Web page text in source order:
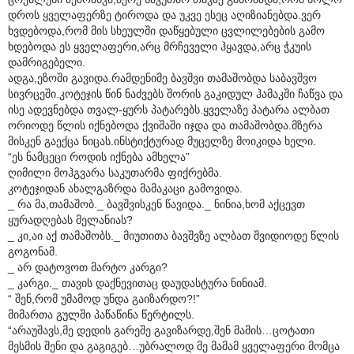
დროს ყველაფერზე ტიროდა და უკვე ესეც აღიზიანებდა.ვერ
ხვდებოდა,რომ მის სხეულში დაწყებული ცვლილებების გამო
ხდებოდა ეს ყველაფერი,არც მრჩეველი ჰყავდა,არც ჭკუის
დამრიგებელი.
ადგა,ეზოში გავიდა.რამდენიმე ბავშვი თამაშობდა საბავშვო
სივრცეში.კოტეჯის წინ ნაძვებს შორის გაკიდულ ჰამაკში ჩაწვა და
ისე ადევნებდა თვალ-ყურს პატარებს.ყველაზე პატარა ალბათ
ორიოდე წლის იქნებოდა ქვიშაში იჯდა და თამაშობდა.მზერა
მისკენ გაექცა ნიცას.ინსტიქტურად მუცელზე მოიკიდა ხელი.
“ეს ნამცეცი როდის იქნება ამხელა”
ღიმილი მოჰგვარა საკუთარმა ფიქრებმა.
კოტეჯიდან ახალგაზრდა მამაკაცი გამოვიდა.
_ რა მა,თამაშობ._ ბავშვისკენ წავიდა._ ნინია,ხომ აქცევთ
ყურადღებას მელანიას?
_ კი,აი აქ თამაშობს._ მიუთითა ბავშვზე ალბათ შვიდიოდე წლის
გოგონამ.
_ არ დატოვოთ მარტო კარგი?
_ კარგი._ თავის დაქნევითაც დაუდასტურა ნინიამ.
“ შენ,რომ უმამოდ უნდა გაიზარდო?!”
მიმართა გულში პაწაწინა წერტილს.
“არაუშავს,მე დედის გარეშე გავიზარდე,შენ მამის…ცოტათი
მესმის შენი და გაგიგებ…უბრალოდ მე მამამ ყველაფერი მომცა